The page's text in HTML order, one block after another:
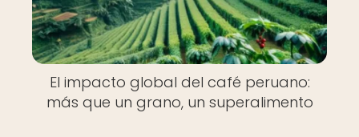
El impacto global del café peruano:
más que un grano, un superalimento